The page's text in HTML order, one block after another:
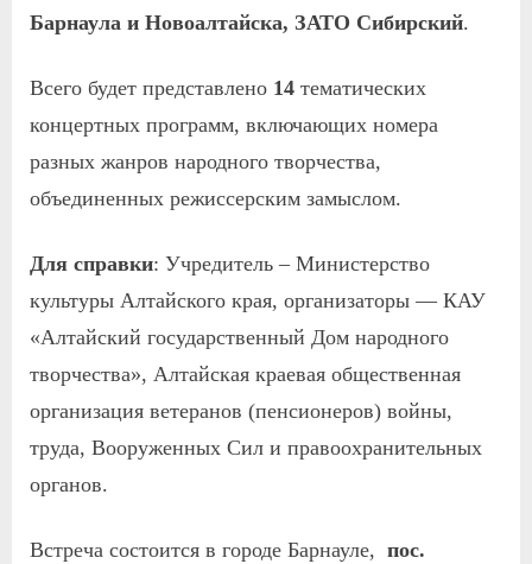
Барнаула и Новоалтайска, ЗАТО Сибирский.
Всего будет представлено 14 тематических
концертных программ, включающих номера
разных жанров народного творчества,
объединенных режиссерским замыслом.
Для справки: Учредитель – Министерство
культуры Алтайского края, организаторы — КАУ
«Алтайский государственный Дом народного
творчества», Алтайская краевая общественная
организация ветеранов (пенсионеров) войны,
труда, Вооруженных Сил и правоохранительных
органов.
Встреча состоится в городе Барнауле, пос.